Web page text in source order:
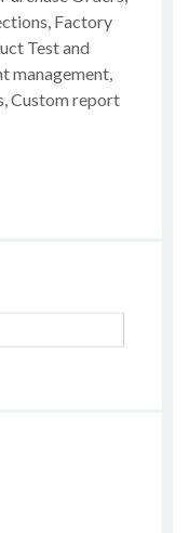
Factory
Test and
management,
Custom report